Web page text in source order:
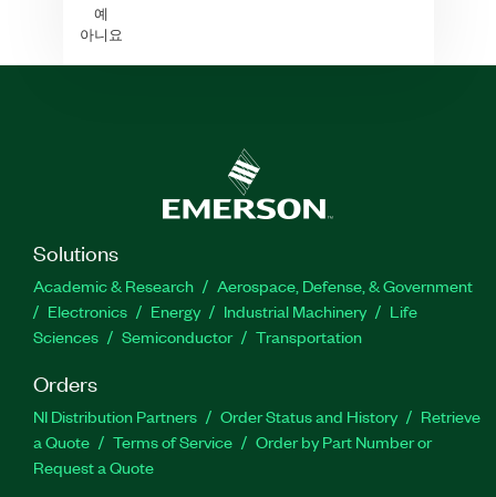
예
아니요
Solutions
Academic & Research
Aerospace, Defense, & Government
Electronics
Energy Industrial Machinery
Life
Sciences
Semiconductor Transportation
Orders
NI Distribution Partners Order Status and History
Retrieve
a Quote
Terms of Service
Order by Part Number or
Request a Quote